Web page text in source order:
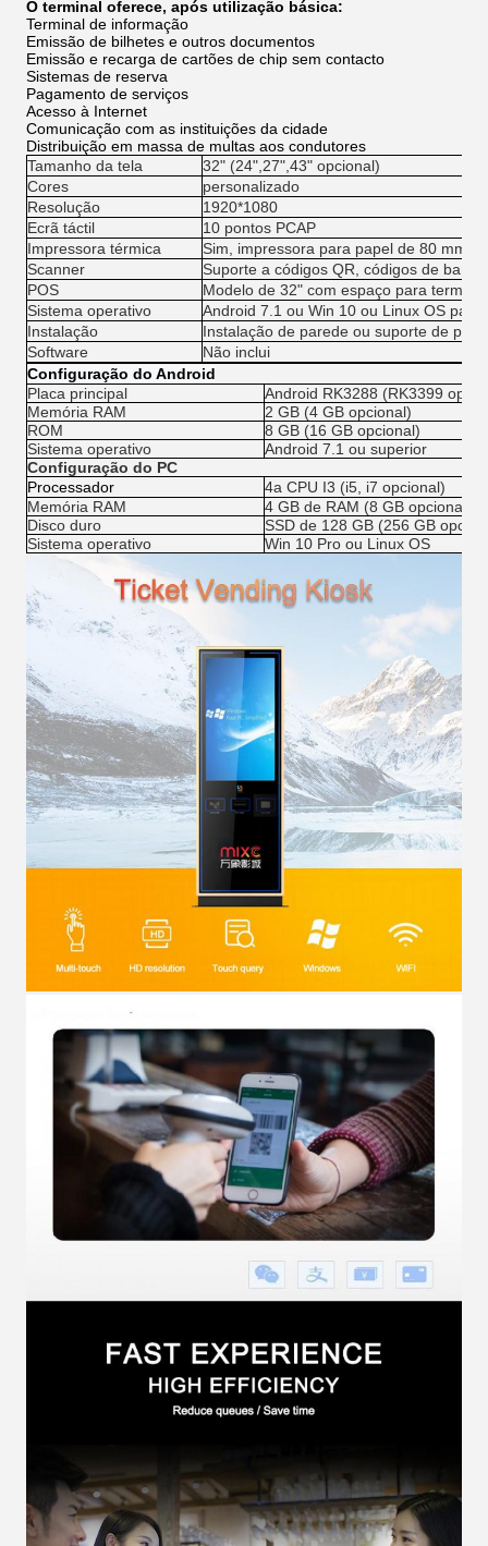
O terminal oferece, após utilização básica:
Terminal de informação
Emissão de bilhetes e outros documentos
Emissão e recarga de cartões de chip sem contacto
Sistemas de reserva
Pagamento de serviços
Acesso à Internet
Comunicação com as instituições da cidade
Distribuição em massa de multas aos condutores
Tamanho da tela
32" (24",27",43" opcional)
Cores
personalizado
Resolução
1920*1080
Ecrã táctil
10 pontos PCAP
Impressora térmica
Sim, impressora para papel de 80 mm
Scanner
Suporte a códigos QR, códigos de
POS
Modelo de 32" com espaço para
Sistema operativo
Android 7.1 ou Win 10 ou Linux OS para
Instalação
Instalação de parede ou suporte de piso
Software
Não inclui
Configuração do Android
Placa principal
Android RK3288 (RK3399
Memória RAM
2 GB (4 GB opcional)
ROM
8 GB (16 GB opcional)
Sistema operativo
Android 7.1 ou superior
Configuração do PC
Processador
4a CPU I3 (i5, i7 opcional)
Memória RAM
4 GB de RAM (8 GB opcionais)
Disco duro
SSD de 128 GB (256 GB
Sistema operativo
Win 10 Pro ou Linux OS